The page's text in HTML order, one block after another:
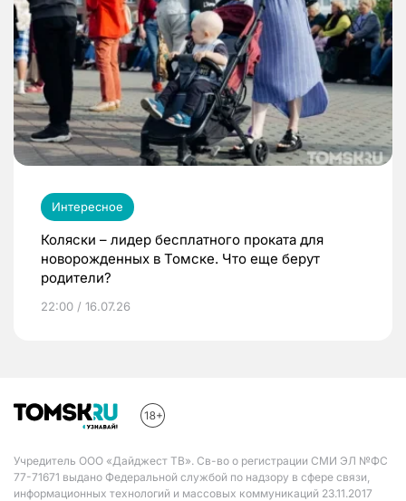
Интересное
Коляски – лидер бесплатного проката для
новорожденных в Томске. Что еще берут
родители?
22:00 / 16.07.26
Учредитель ООО «Дайджест ТВ». Св-во о регистрации СМИ ЭЛ №ФС
77-71671 выдано Федеральной службой по надзору в сфере связи,
информационных технологий и массовых коммуникаций 23.11.2017